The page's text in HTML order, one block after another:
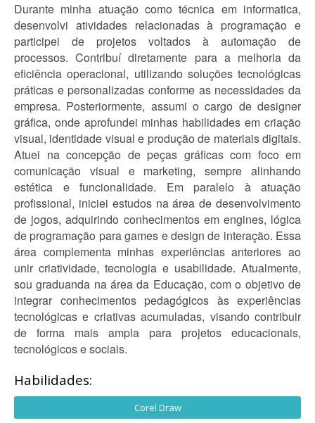
Durante minha atuação como técnica em informatica,
desenvolvi atividades relacionadas à programação e
participei de projetos voltados à automação de
processos. Contribuí diretamente para a melhoria da
eficiência operacional, utilizando soluções tecnológicas
práticas e personalizadas conforme as necessidades da
empresa. Posteriormente, assumi o cargo de designer
gráfica, onde aprofundei minhas habilidades em criação
visual, identidade visual e produção de materiais digitais.
Atuei na concepção de peças gráficas com foco em
comunicação visual e marketing, sempre alinhando
estética e funcionalidade. Em paralelo à atuação
profissional, iniciei estudos na área de desenvolvimento
de jogos, adquirindo conhecimentos em engines, lógica
de programação para games e design de interação. Essa
área complementa minhas experiências anteriores ao
unir criatividade, tecnologia e usabilidade. Atualmente,
sou graduanda na área da Educação, com o objetivo de
integrar conhecimentos pedagógicos às experiências
tecnológicas e criativas acumuladas, visando contribuir
de forma mais ampla para projetos educacionais,
tecnológicos e sociais.
Habilidades:
Corel Draw